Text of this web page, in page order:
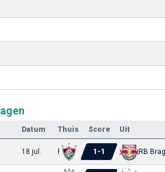
Datum Thuis Score Uit
18 jul. Fluminense 1 -1 RB